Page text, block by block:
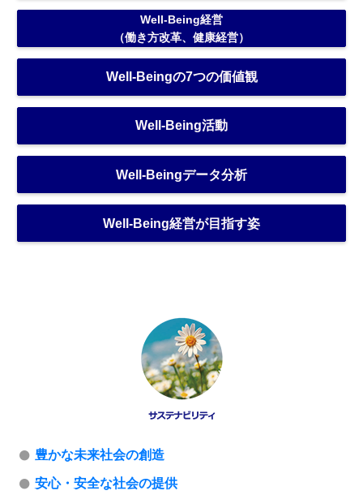
Well-Being経営
（働き方改革、健康経営）
Well-Beingの7つの価値観
Well-Being活動
Well-Beingデータ分析
Well-Being経営が目指す姿
豊かな未来社会の創造
安心・安全な社会の提供